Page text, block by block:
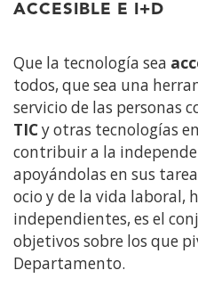
ACCESIBLE E I+D
Que la tecnología sea
todos, que sea una
servicio de las personas
TICy otras tecnologías
contribuir a la
apoyándolas en sus
ocio y de la vida laboral,
independientes, es el
objetivos sobre los que
Departamento.